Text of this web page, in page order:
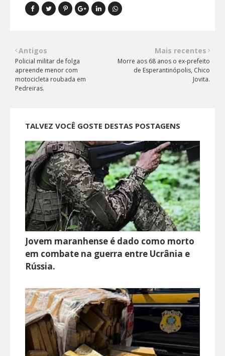
Mais recentes
Morre aos 68 anos o ex-prefeito
de Esperantinópolis, Chico
Jovita.
Antigos
Policial militar de folga
apreende menor com
motocicleta roubada em
Pedreiras.
TALVEZ VOCÊ GOSTE DESTAS POSTAGENS
Jovem maranhense é dado como morto
em combate na guerra entre Ucrânia e
Rússia.